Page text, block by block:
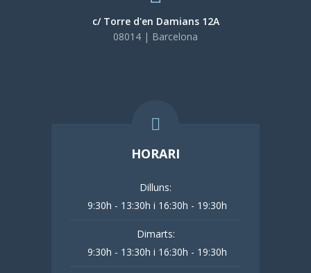
c/ Torre d'en Damians 12A
08014 | Barcelona
HORARI
Dilluns:
9:30h - 13:30h i 16:30h - 19:30h
Dimarts:
9:30h - 13:30h i 16:30h - 19:30h